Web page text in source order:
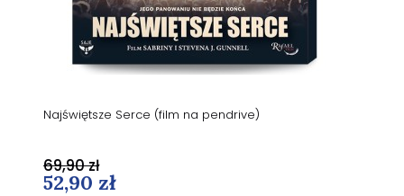
Najświętsze Serce (film na pendrive)
52,90 zł
69,90 zł